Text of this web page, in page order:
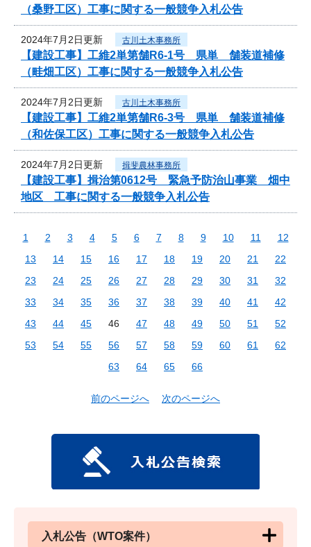
（桑野工区）工事に関する一般競争入札公告
2024年7月2日更新 古川土木事務所
【建設工事】工維2単第舗R6-1号 県単 舗装道補修
（畦畑工区）工事に関する一般競争入札公告
2024年7月2日更新 古川土木事務所
【建設工事】工維2単第舗R6-3号 県単 舗装道補修
（和佐保工区）工事に関する一般競争入札公告
2024年7月2日更新 揖斐農林事務所
【建設工事】揖治第0612号 緊急予防治山事業 畑中
地区 工事に関する一般競争入札公告
1 2 3 4 5 6 7 8 9 10 11
12
13
14 15 16 17 18 19 20 21
22
23
24 25 26 27 28 29 30 31
32
33
34 35 36 37 38 39 40 41
42
43
44 45 46 47 48 49 50 51
52
53
54 55 56 57 58 59 60 61
62
63
64 65 66
前のページへ 次のページへ
入札公告（WTO案件）